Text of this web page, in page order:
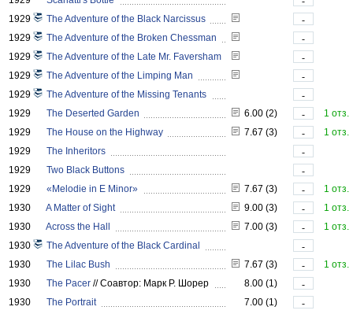
1929
The Adventure of the Black Narcissus
-
1929
The Adventure of the Broken Chessman
-
1929
The Adventure of the Late Mr. Faversham
-
1929
The Adventure of the Limping Man
-
1929
The Adventure of the Missing Tenants
-
1929
The Deserted Garden 6.00 (2) -
1 отз.
1929
The House on the Highway 7.67 (3) -
1 отз.
1929
The Inheritors
-
1929
Two Black Buttons
-
1929
«Melodie in E Minor» 7.67 (3) -
1 отз.
1930
A Matter of Sight 9.00 (3) -
1 отз.
1930
Across the Hall 7.00 (3) -
1 отз.
1930
The Adventure of the Black Cardinal
-
1930
The Lilac Bush 7.67 (3) -
1 отз.
1930
The Pacer //Соавтор: Марк Р. Шорер 8.00 (1)
-
1930
The Portrait 7.00 (1) -